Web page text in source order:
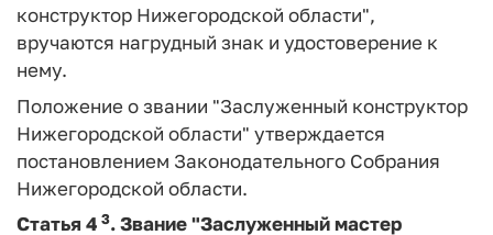
конструктор Нижегородской области",
вручаются нагрудный знак и удостоверение к
нему.
Положение о звании "Заслуженный конструктор
Нижегородской области" утверждается
постановлением Законодательного Собрания
Нижегородской области.
Статья 4 3.Звание "Заслуженный мастер